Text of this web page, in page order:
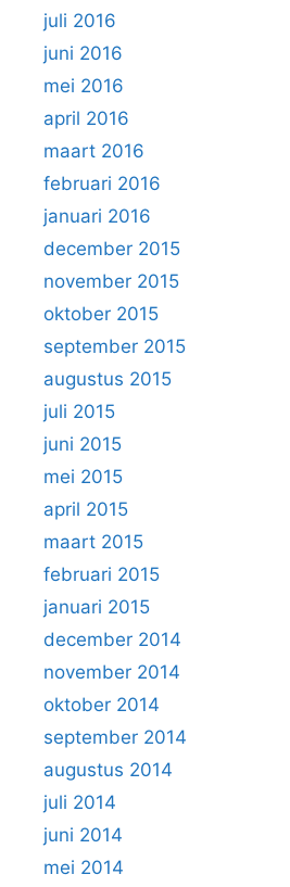
juli 2016
juni 2016
mei 2016
april 2016
maart 2016
februari 2016
januari 2016
december 2015
november 2015
oktober 2015
september 2015
augustus 2015
juli 2015
juni 2015
mei 2015
april 2015
maart 2015
februari 2015
januari 2015
december 2014
november 2014
oktober 2014
september 2014
augustus 2014
juli 2014
juni 2014
mei 2014